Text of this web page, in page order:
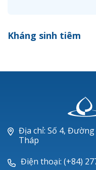
Ceftizoxim®
Piperacillin
Ticarlinat®
Zobacta®
Kháng sinh tiêm
Địa chỉ: Số 4,
Tháp
Điện thoại: (+84)